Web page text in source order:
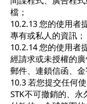
檔；
10.2.13 您的使用者
專有或私人的資訊；
10.2.14 您的使用者
經請求或未授權的
郵件、連鎖信函、
10.3 若您提交任何
STK不可撤銷的、